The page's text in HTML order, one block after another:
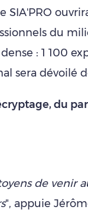
SIA'PRO
du
: 1 100
sera dévoilé
du
de venir
", appuie